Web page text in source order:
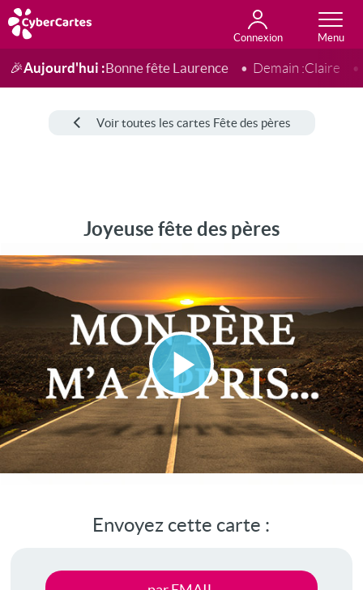
Connexion
Anniversaire
Fête du jour
Amour
Amitié
Merci
Toutes les cartes
🎉Aujourd'hui :Bonne fête Laurence Demain :Claire
Voir toutes les cartes Fête des pères
Joyeuse fête des pères
Lire
la
vidéo
Envoyez cette carte :